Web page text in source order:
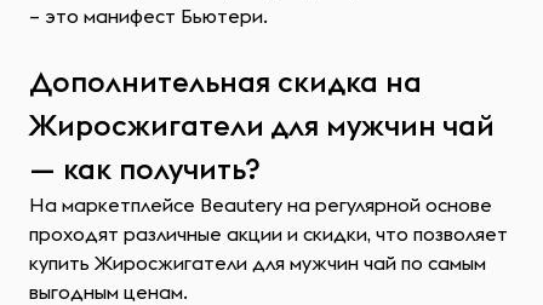
– это манифест Бьютери.
Дополнительная скидка на
Жиросжигатели для мужчин чай
— как получить?
На маркетплейсе Beautery на регулярной основе
проходят различные акции и скидки, что позволяет
купить Жиросжигатели для мужчин чай по самым
выгодным ценам.